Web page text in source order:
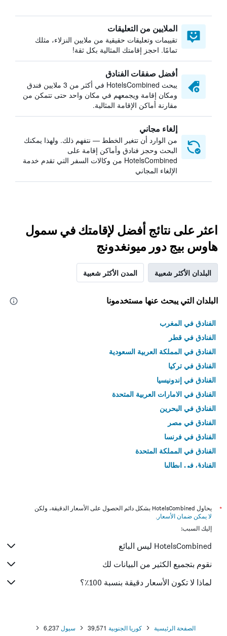
الملايين من التعليقات
تقييمات وتعليقات حقيقية من ملايين النزلاء، مثلك
تمامًا. احجز إقامتك المثالية بكل ثقة!
أفضل صفقات الفنادق
يبحث HotelsCombined في أكثر من 3 ملايين فندق
ومكان إقامة ويجمعهم في مكان واحد حتى تتمكن من
مقارنة أماكن الإقامة المثالية.
إلغاء مجاني
من الوارد أن تتغير الخطط — نتفهم ذلك. ولهذا يمكنك
البحث وحجز فنادق وأماكن إقامة على
HotelsCombined من وكالات السفر التي تقدم خدمة
الإلغاء المجاني
اعثر على نتائج أفضل لإقامتك في سمول
هاوس بيج دور ميونغدونج
البلدان الأكثر شعبية المدن الأكثر شعبية
البلدان التي يبحث عنها مستخدمونا
الفنادق في المغرب
الفنادق في قطر
الفنادق في المملكة العربية السعودية
الفنادق في تركيا
الفنادق في إندونيسيا
الفنادق في الامارات العربية المتحدة
الفنادق في البحرين
الفنادق في مصر
الفنادق في فرنسا
الفنادق في المملكة المتحدة
الفنادق في إيطاليا
*
يحاول HotelsCombined بشكل دائم الحصول على الأسعار الدقيقة، ولكن
لا يمكن ضمان الأسعار .
إليك السبب:
HotelsCombined ليس البائع
نقوم بتجميع الكثير من البيانات لك
لماذا لا تكون الأسعار دقيقة بنسبة 100٪؟
الصفحة الرئيسية كوريا الجنوبية 39,571 سيول 6,237